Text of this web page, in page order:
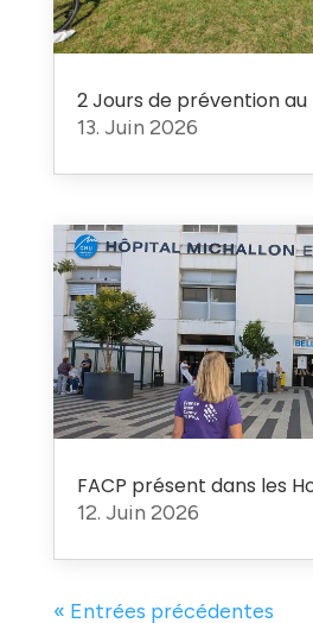
2 Jours de prévention au
13. Juin 2026
FACP présent dans les
12. Juin 2026
« Entrées précédentes